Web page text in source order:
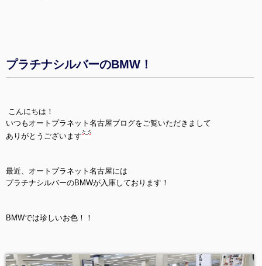
プラチナシルバーのBMW！
こんにちは！
いつもオートプラネット名古屋ブログをご覧いただきまして
ありがとうございます
最近、オートプラネット名古屋には
プラチナシルバーのBMWが入庫しております！
BMWでは珍しいお色！！